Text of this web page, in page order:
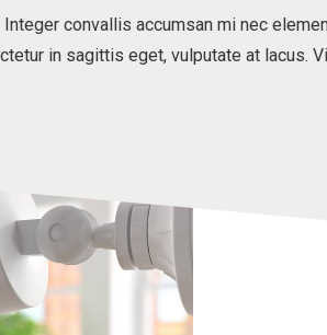
convallis accumsan mi nec
in sagittis eget, vulputate at lacus.